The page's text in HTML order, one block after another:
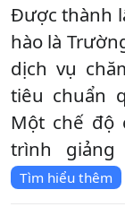
Được thành
hào là
dịch vụ
tiêu chuẩn
Một chế độ
trình giảng
Tìm hiểu thêm